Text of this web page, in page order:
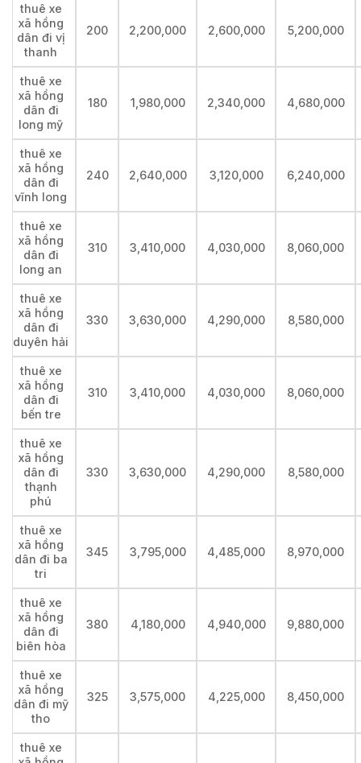
thuê xe
xã hồng
dân đi vị
thanh
200 2,200,000 2,600,000 5,200,000
thuê xe
xã hồng
dân đi
long mỹ
180 1,980,000 2,340,000 4,680,000
thuê xe
xã hồng
dân đi
vĩnh long
240 2,640,000 3,120,000 6,240,000
thuê xe
xã hồng
dân đi
long an
310 3,410,000 4,030,000 8,060,000
thuê xe
xã hồng
dân đi
duyên hải
330 3,630,000 4,290,000 8,580,000
thuê xe
xã hồng
dân đi
bến tre
310 3,410,000 4,030,000 8,060,000
thuê xe
xã hồng
dân đi
thạnh
phú
330 3,630,000 4,290,000 8,580,000
thuê xe
xã hồng
dân đi ba
tri
345 3,795,000 4,485,000 8,970,000
thuê xe
xã hồng
dân đi
biên hòa
380 4,180,000 4,940,000 9,880,000
thuê xe
xã hồng
dân đi mỹ
tho
325 3,575,000 4,225,000 8,450,000
thuê xe